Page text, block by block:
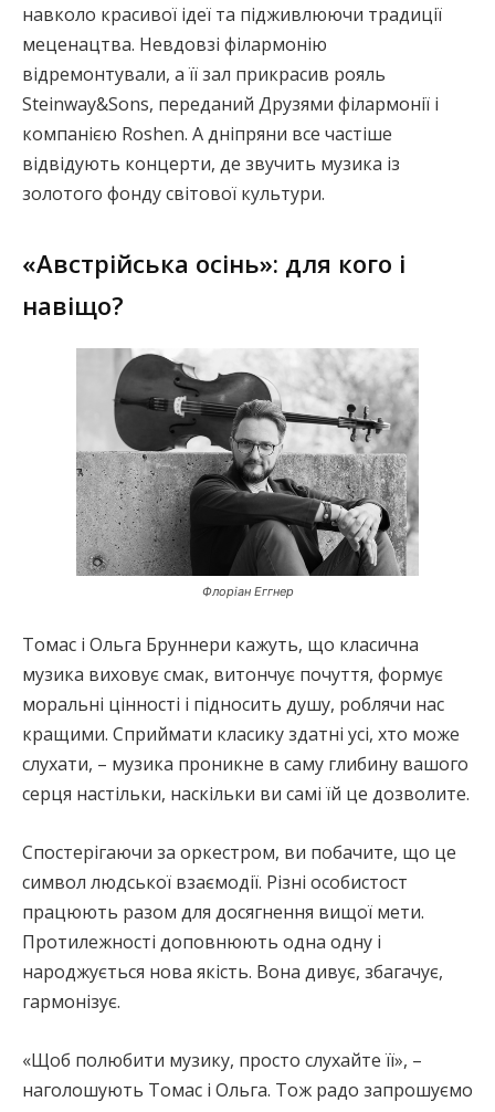
навколо красивої ідеї та підживлюючи традиції
меценацтва. Невдовзі філармонію
відремонтували, а її зал прикрасив рояль
Steinway&Sons, переданий Друзями філармонії і
компанією Roshen. А дніпряни все частіше
відвідують концерти, де звучить музика із
золотого фонду світової культури.
«Австрійська осінь»: для кого і
навіщо?
Флоріан Еггнер
Томас і Ольга Бруннери кажуть, що класична
музика виховує смак, витончує почуття, формує
моральні цінності і підносить душу, роблячи нас
кращими. Сприймати класику здатні усі, хто може
слухати, – музика проникне в саму глибину вашого
серця настільки, наскільки ви самі їй це дозволите.
Спостерігаючи за оркестром, ви побачите, що це
символ людської взаємодії. Різні особистост
працюють разом для досягнення вищої мети.
Протилежності доповнюють одна одну і
народжується нова якість. Вона дивує, збагачує,
гармонізує.
«Щоб полюбити музику, просто слухайте її», –
наголошують Томас і Ольга. Тож радо запрошуємо